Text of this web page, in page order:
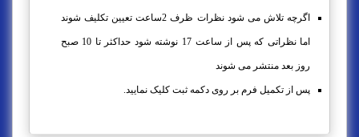
اگرچه تلاش می شود نظرات ظرف 2ساعت تعیین تکلیف شوند
اما نظراتی که پس از ساعت 17 نوشته شود حداکثر تا 10 صبح
روز بعد منتشر می شوند
پس از تکمیل فرم بر روی دکمه ثبت کلیک نمایید.